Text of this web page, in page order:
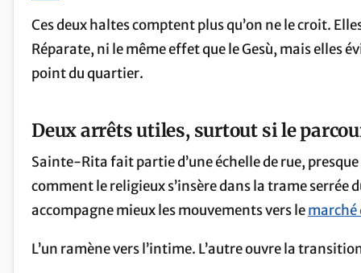
Ces deux haltes comptent plus qu’on ne le croit.
Réparate, ni le même effet que le Gesù, mais elles
point du quartier.
Deux arrêts utiles, surtout si le
Sainte-Rita fait partie d’une échelle de rue,
comment le religieux s’insère dans la trame
accompagne mieux les mouvements vers lemarché
L’un ramène vers l’intime. L’autre ouvre la